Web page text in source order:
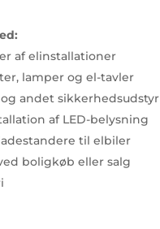
af elinstallationer
lamper og el-tavler
andet sikkerhedsudstyr
af LED-belysning
til elbiler
boligkøb eller salg